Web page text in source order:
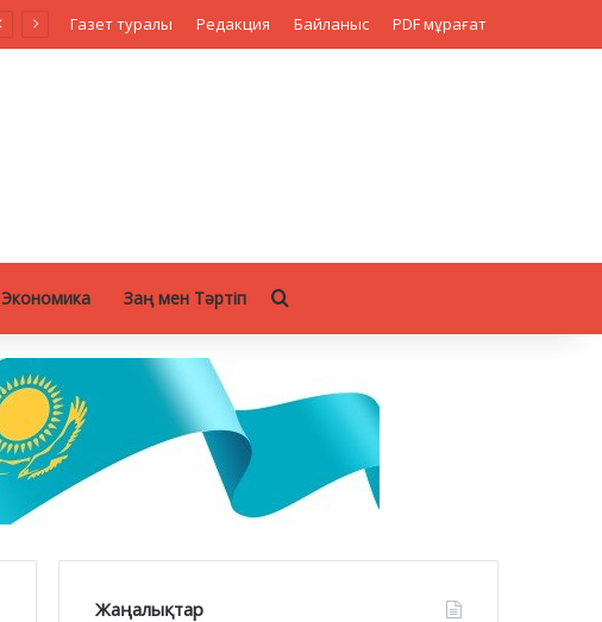
Газет туралы Редакция Байланыс PDF мұрағат
Экономика Заң мен Тәртіп
Жаңалықтар